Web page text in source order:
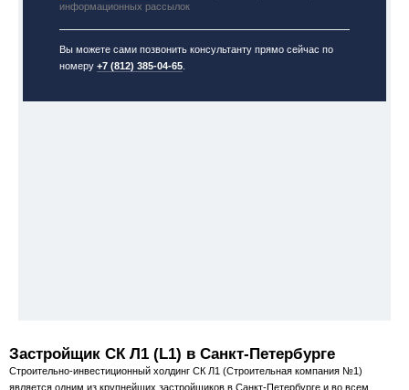
информационных рассылок
Вы можете сами позвонить консультанту прямо сейчас по
номеру+7 (812) 385-04-65
Застройщик СК Л1 (L1) в Санкт-Петербурге
Строительно-инвестиционный холдинг СК Л1 (Строительная компания №1)
является одним из крупнейших застройщиков в Санкт-Петербурге и во всем